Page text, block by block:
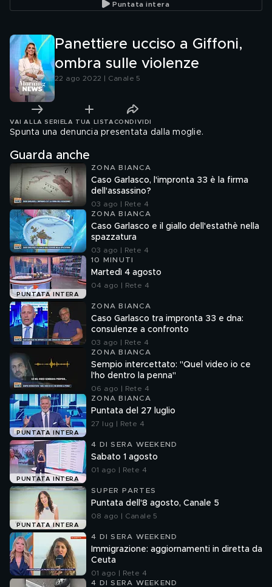
Puntata intera
Panettiere ucciso a Giffoni,
ombra sulle violenze
22 ago 2022 | Canale 5
VAI ALLA SERIE LA TUA LISTA CONDIVIDI
Spunta una denuncia presentata dalla moglie.
Guarda anche
ZONA BIANCA
Caso Garlasco, l'impronta 33 è la firma
dell'assassino?
03 ago | Rete 4
ZONA BIANCA
Caso Garlasco e il giallo dell'estathè nella
spazzatura
03 ago | Rete 4
PUNTATA INTERA
10 MINUTI
Martedì 4 agosto
04 ago | Rete 4
ZONA BIANCA
Caso Garlasco tra impronta 33 e dna:
consulenze a confronto
03 ago | Rete 4
ZONA BIANCA
Sempio intercettato: "Quel video io ce
l'ho dentro la penna"
06 ago | Rete 4
PUNTATA INTERA
ZONA BIANCA
Puntata del 27 luglio
27 lug | Rete 4
PUNTATA INTERA
4 DI SERA WEEKEND
Sabato 1 agosto
01 ago | Rete 4
PUNTATA INTERA
SUPER PARTES
Puntata dell'8 agosto, Canale 5
08 ago | Canale 5
4 DI SERA WEEKEND
Immigrazione: aggiornamenti in diretta da
Ceuta
01 ago | Rete 4
4 DI SERA WEEKEND